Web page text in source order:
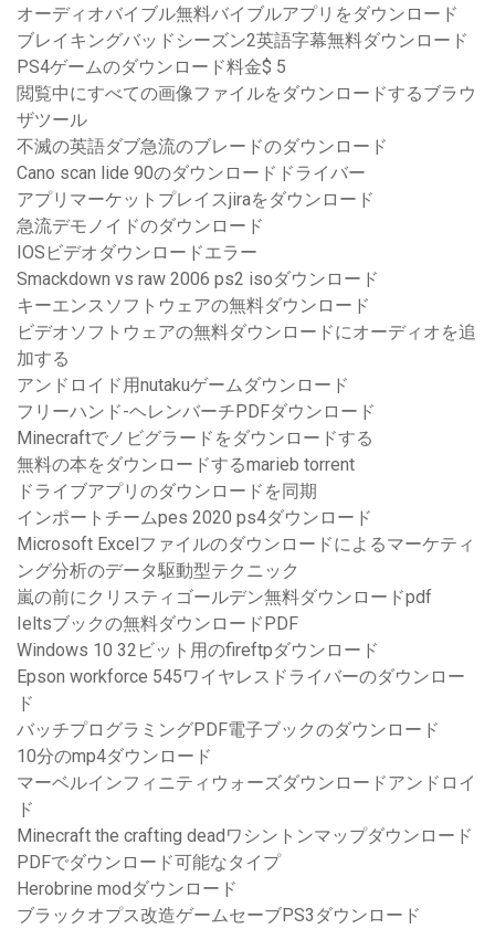
オーディオバイブル無料バイブルアプリをダウンロード
ブレイキングバッドシーズン2英語字幕無料ダウンロード
PS4ゲームのダウンロード料金$ 5
閲覧中にすべての画像ファイルをダウンロードするブラウ
ザツール
不滅の英語ダブ急流のブレードのダウンロード
Cano scan lide 90のダウンロードドライバー
アプリマーケットプレイスjiraをダウンロード
急流デモノイドのダウンロード
IOSビデオダウンロードエラー
Smackdown vs raw 2006 ps2 isoダウンロード
キーエンスソフトウェアの無料ダウンロード
ビデオソフトウェアの無料ダウンロードにオーディオを追
加する
アンドロイド用nutakuゲームダウンロード
フリーハンド-ヘレンバーチPDFダウンロード
Minecraftでノビグラードをダウンロードする
無料の本をダウンロードするmarieb torrent
ドライブアプリのダウンロードを同期
インポートチームpes 2020 ps4ダウンロード
Microsoft Excelファイルのダウンロードによるマーケティ
ング分析のデータ駆動型テクニック
嵐の前にクリスティゴールデン無料ダウンロードpdf
Ieltsブックの無料ダウンロードPDF
Windows 10 32ビット用のfireftpダウンロード
Epson workforce 545ワイヤレスドライバーのダウンロー
ド
バッチプログラミングPDF電子ブックのダウンロード
10分のmp4ダウンロード
マーベルインフィニティウォーズダウンロードアンドロイ
ド
Minecraft the crafting deadワシントンマップダウンロード
PDFでダウンロード可能なタイプ
Herobrine modダウンロード
ブラックオプス改造ゲームセーブPS3ダウンロード